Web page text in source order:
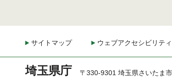
サイトマップ ウェブアクセシビリティ
埼玉県庁 〒330-9301 埼玉県さいたま